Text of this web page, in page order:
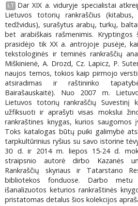
LT
Dar XIX a. viduryje specialistai
Lietuvos totorių rankraščius
tedžvidus), surašytus arabų, turkų,
bet arabiškais rašmenimis. Kryptingos
prasidėjo tik XX a. antrojoje pusėje,
tekstologinės ir teminės rankraščių
Miškinienė, A. Drozd, Cz. Lapicz, P.
naujos temos, tokios kaip pirmojo
atsiradimas ir raštininko
Bairašauskaitė). Nuo 2007 m.
Lietuvos totorių rankraščių Suvestinį
užfiksuoti ir aprašyti visas mokslui
rankraštines knygas, kurios saugomos
Toks katalogas būtų puiki galimybė
tarpkultūrinius ryšius su savo istorine
30 d. ir 2014 m. liepos 15-24 d.
straipsnio autorė dirbo Kazanės
Rankraščių skyriaus ir Tatarstano
bibliotekos fonduose. Darbo
išanalizuotos keturios rankraštinės
pristatomas detalus šios kolekcijos